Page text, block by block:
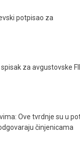
potpisao za
za avgustovske
​Ove tvrdnje su u
činjenicama